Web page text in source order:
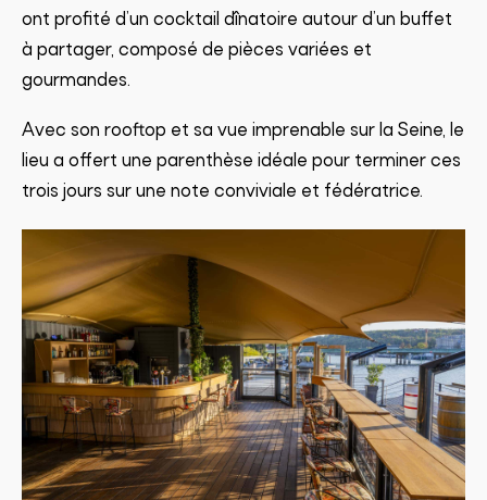
ont profité d’un cocktail dînatoire autour d’un buffet
à partager, composé de pièces variées et
gourmandes.
Avec son rooftop et sa vue imprenable sur la Seine, le
lieu a offert une parenthèse idéale pour terminer ces
trois jours sur une note conviviale et fédératrice.